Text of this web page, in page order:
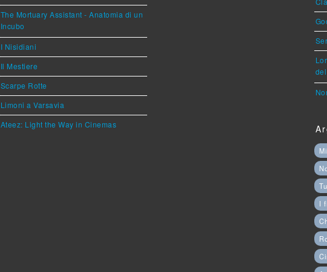
The Mortuary Assistant - Anatomia di un
Incubo
I Nisidiani
Il Mestiere
Scarpe Rotte
Limoni a Varsavia
Ateez: Light the Way in Cinemas
I